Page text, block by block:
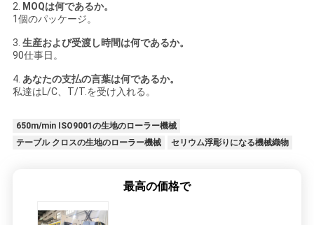
2. MOQは何であるか。
1個のパッケージ。
3. 生産および受渡し時間は何であるか。
90仕事日。
4. あなたの支払の言葉は何であるか。
私達はL/C、T/T.を受け入れる。
650m/min ISO9001の生地のローラー機械
テーブル クロスの生地のローラー機械
セリウム浮彫りになる機械織物
最高の価格で